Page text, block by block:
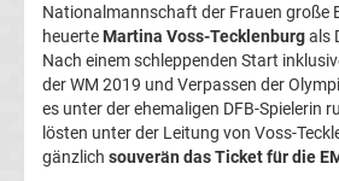
Conference
League
Erg.
Nationalmannschaft der Frauen große
heuerte Martina Voss-Tecklenburgals
Nach einem schleppenden Start
der WM 2019 und Verpassen der
es unter der ehemaligen DFB-Spielerin
lösten unter der Leitung von Voss-
gänzlich souverän das Ticket für die